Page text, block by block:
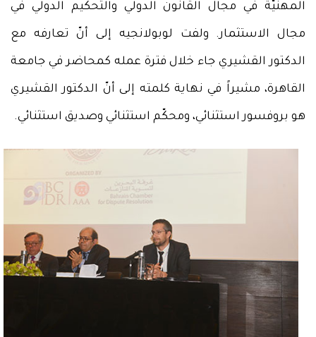
المهنيّة في مجال القانون الدولي والتحكيم الدولي في
مجال الاستثمار. ولفت لوبولانجيه إلى أنّ تعارفه مع
الدكتور القشيري جاء خلال فترة عمله كمحاضر في جامعة
القاهرة، مشيراً في نهاية كلمته إلى أنّ الدكتور القشيري
هو بروفسور استثنائي، ومحكّم استثنائي وصديق استثنائي.